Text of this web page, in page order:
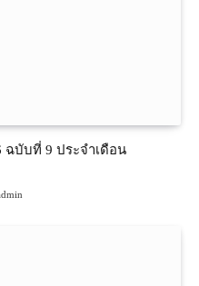
บับที่ 9 ประจำเดือน